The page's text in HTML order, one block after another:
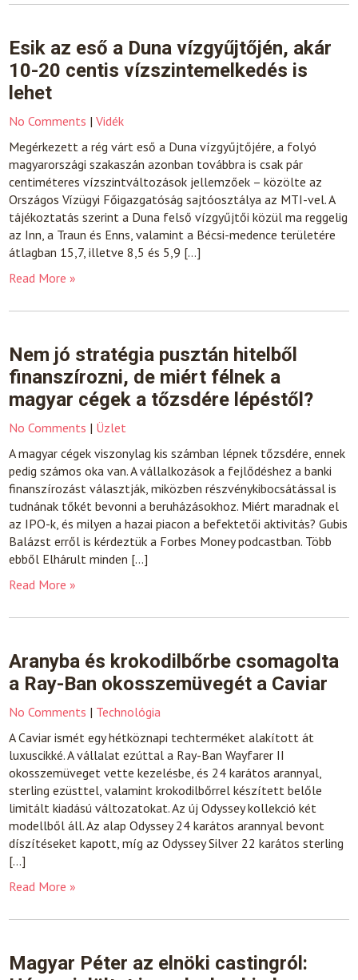
Esik az eső a Duna vízgyűjtőjén, akár
10-20 centis vízszintemelkedés is
lehet
No Comments |Vidék
Megérkezett a rég várt eső a Duna vízgyűjtőjére, a folyó
magyarországi szakaszán azonban továbbra is csak pár
centiméteres vízszintváltozások jellemzőek – közölte az
Országos Vízügyi Főigazgatóság sajtóosztálya az MTI-vel. A
tájékoztatás szerint a Duna felső vízgyűjtői közül ma reggelig
az Inn, a Traun és Enns, valamint a Bécsi-medence területére
átlagban 15,7, illetve 8,5 és 5,9 […]
Read More »
Nem jó stratégia pusztán hitelből
finanszírozni, de miért félnek a
magyar cégek a tőzsdére lépéstől?
No Comments | Üzlet
A magyar cégek viszonylag kis számban lépnek tőzsdére, ennek
pedig számos oka van. A vállalkozások a fejlődéshez a banki
finanszírozást választják, miközben részvénykibocsátással is
tudnának tőkét bevonni a beruházásokhoz. Miért maradnak el
az IPO-k, és milyen a hazai piacon a befektetői aktivitás? Gubis
Balázst erről is kérdeztük a Forbes Money podcastban. Több
ebből Elhárult minden […]
Read More »
Aranyba és krokodilbőrbe csomagolta
a Ray-Ban okosszemüvegét a Caviar
No Comments | Technológia
A Caviar ismét egy hétköznapi techterméket alakított át
luxuscikké. A vállalat ezúttal a Ray-Ban Wayfarer II
okosszemüveget vette kezelésbe, és 24 karátos arannyal,
sterling ezüsttel, valamint krokodilbőrrel készített belőle
limitált kiadású változatokat. Az új Odyssey kollekció két
modellből áll. Az alap Odyssey 24 karátos arannyal bevont
díszítéseket kapott, míg az Odyssey Silver 22 karátos sterling
[…]
Read More »
Magyar Péter az elnöki castingról: